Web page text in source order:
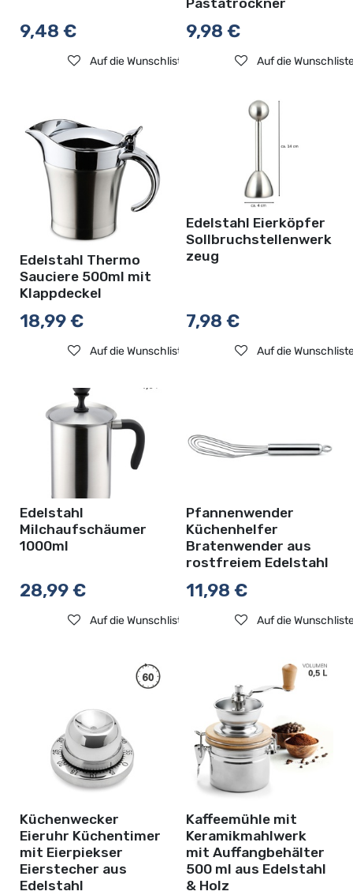
9,48 €
Auf die Wunschliste
9,98 €
Auf die
Edelstahl Thermo
Sauciere 500ml mit
Klappdeckel
18,99€
Auf die Wunschliste
Edelstahl Eierköpfer
Sollbruchstellenwerk
zeug
7,98 €
Auf die
Edelstahl
Milchaufschäumer
1000ml
28,99€
Auf die Wunschliste
Pfannenwender
Küchenhelfer
Bratenwender aus
rostfreiem Edelstahl
11,98 €
Auf die
Küchenwecker
Eieruhr Küchentimer
mit Eierpiekser
Eierstecher aus
Edelstahl
Kaffeemühle mit
Keramikmahlwerk
mit Auffangbehälter
500 ml aus Edelstahl
& Holz